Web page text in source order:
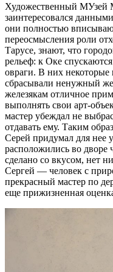
Художественный
заинтересовался
они полностью
переосмысления роли
Тарусе, знают, что
рельеф: к Оке
овраги. В них некоторые
сбрасывали ненужный
железякам отличное
выполнять свои арт-
мастер убеждал не
отдавать ему. Таким
Серей придумал для нее
расположились во
сделано со вкусом, нет
Сергей — человек с
прекрасный мастер по
еще прижизненная